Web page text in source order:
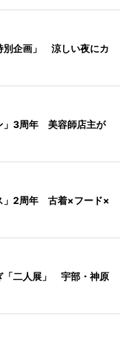
別企画」 涼しい夜にカ
」3周年 美容師店主が
」2周年 古着×フード×
「二人展」 宇部・神原